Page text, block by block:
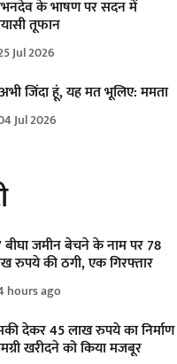
के भाषण पर सदन में
तूफान
Jul 2026
जिंदा हूं, यह मत भूलिए: ममता
Jul 2026
बीघा जमीन बेचने के नाम पर 78
रुपये की ठगी, एक गिरफ्तार
hours ago
देकर 45 लाख रुपये का निर्माण
खरीदने को किया मजबूर